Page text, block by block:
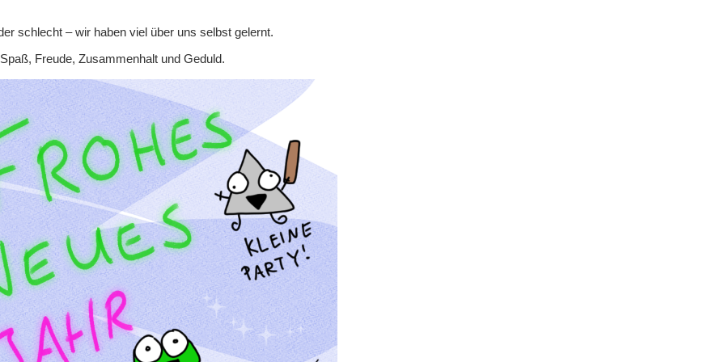
schlecht – wir haben viel über uns selbst gelernt.
Freude, Zusammenhalt und Geduld.